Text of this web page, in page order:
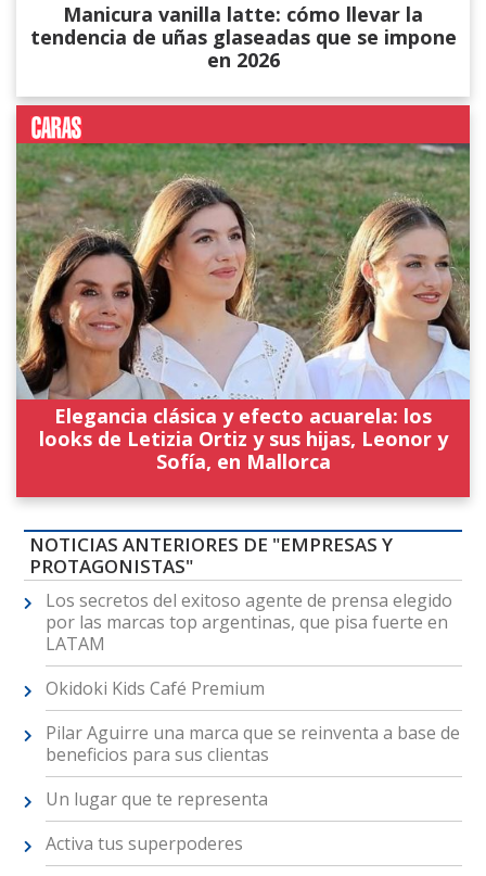
Manicura vanilla latte: cómo llevar la
tendencia de uñas glaseadas que se impone
en 2026
Elegancia clásica y efecto acuarela: los
looks de Letizia Ortiz y sus hijas, Leonor y
Sofía, en Mallorca
NOTICIAS ANTERIORES DE "EMPRESAS Y
PROTAGONISTAS"
Los secretos del exitoso agente de prensa elegido
por las marcas top argentinas, que pisa fuerte en
LATAM
Okidoki Kids Café Premium
Pilar Aguirre una marca que se reinventa a base de
beneficios para sus clientas
Un lugar que te representa
Activa tus superpoderes